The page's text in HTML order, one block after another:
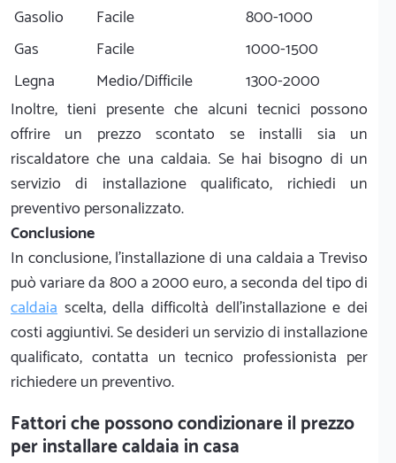
Gasolio
Facile
800-1000
Gas
Facile
1000-1500
Legna
Medio/Difficile
1300-2000
Inoltre, tieni presente che alcuni tecnici possono
offrire un prezzo scontato se installi sia un
riscaldatore che una caldaia. Se hai bisogno di un
servizio di installazione qualificato, richiedi un
preventivo personalizzato.
Conclusione
In conclusione, l'installazione di una caldaia a Treviso
può variare da 800 a 2000 euro, a seconda del tipo di
caldaia scelta, della difficoltà dell'installazione e dei
costi aggiuntivi. Se desideri un servizio di installazione
qualificato, contatta un tecnico professionista per
richiedere un preventivo.
Fattori che possono condizionare il prezzo
per installare caldaia in casa